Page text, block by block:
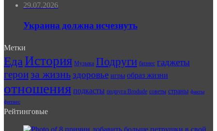
29.07.2026
Украина должна исчезнуть
Метки
ЕдаИстория Музыка Подруги бизнес гаджеты
герои за жизнь здоровье игры образ жизни
отношения подкасты подруга Brodude советы страны факты
фитнес
Рейтинговые